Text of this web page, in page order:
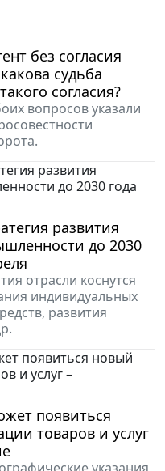
без согласия
судьба
согласия?
вопросов указали
развития
до 2030
отрасли коснутся
индивидуальных
развития
появиться
товаров и услуг